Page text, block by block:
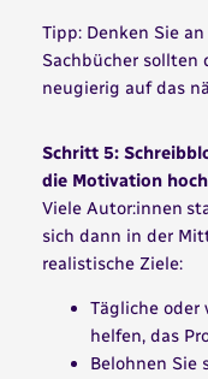
Tipp: Denken Sie
Sachbücher sollten
neugierig auf das
Schritt 5:
die Motivation hoch
Viele Autor:innen
sich dann in der
realistische Ziele:
Tägliche oder
helfen, das
Belohnen Sie